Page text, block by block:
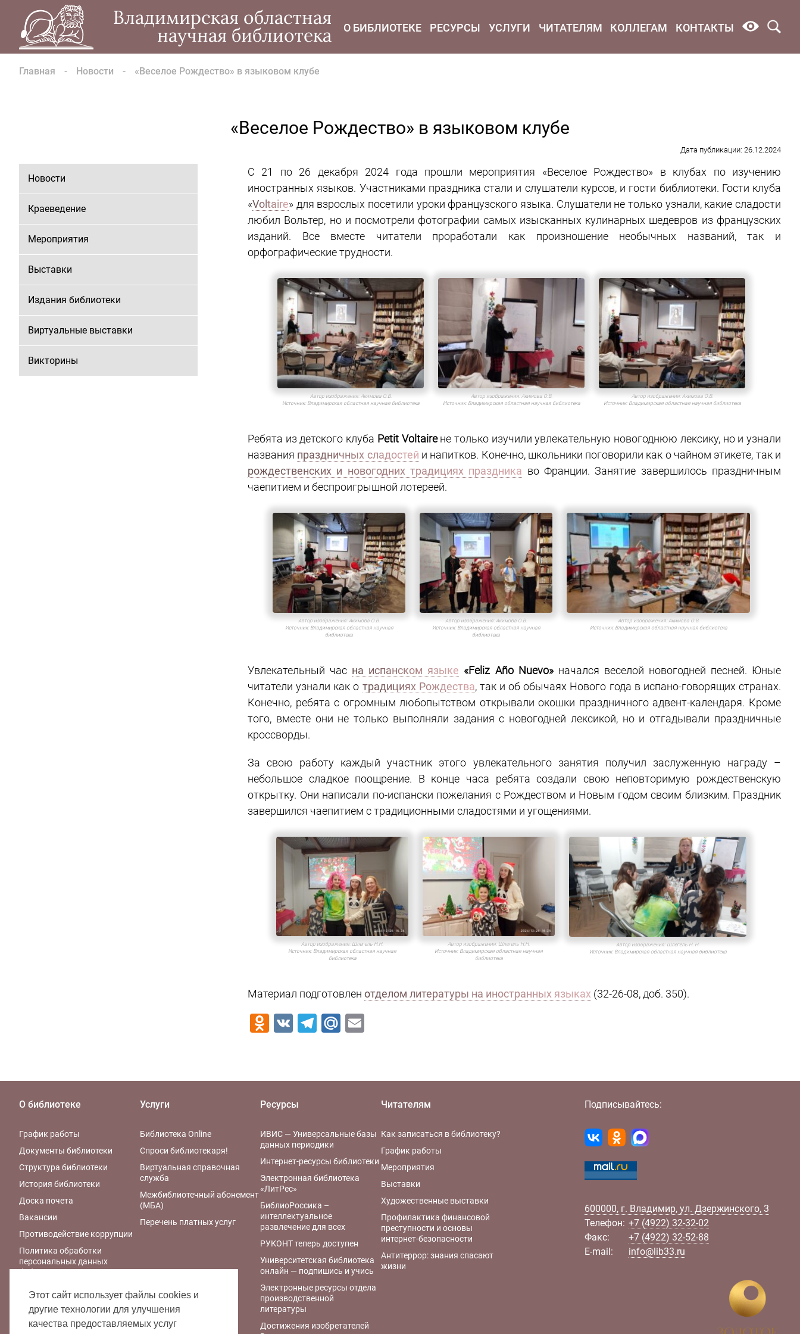
Владимирская областная
научная библиотека
О БИБЛИОТЕКЕ РЕСУРСЫ УСЛУГИ ЧИТАТЕЛЯМ КОЛЛЕГАМ КОНТАКТЫ
Главная Новости «Веселое Рождество» в языковом клубе
«Веселое Рождество» в языковом клубе
Дата публикации: 26.12.2024
Новости
Краеведение
Мероприятия
Выставки
Издания библиотеки
Виртуальные выставки
Викторины
С 21 по 26 декабря 2024 года прошли мероприятия «Веселое Рождество» в клубах по изучению
иностранных языков. Участниками праздника стали и слушатели курсов, и гости библиотеки. Гости клуба
«Voltaire» для взрослых посетили уроки французского языка. Слушатели не только узнали, какие сладости
любил Вольтер, но и посмотрели фотографии самых изысканных кулинарных шедевров из французских
изданий. Все вместе читатели проработали как произношение необычных названий, так и
орфографические трудности.
Автор изображения: Акимова О.В.
Источник: Владимирская областная научная библиотека
Автор изображения: Акимова О.В.
Источник: Владимирская областная научная библиотека
Автор изображения: Акимова О.В.
Источник: Владимирская областная научная библиотека
Ребята из детского клуба Petit Voltaireне только изучили увлекательную новогоднюю лексику, но и узнали
названия праздничных сладостей и напитков. Конечно, школьники поговорили как о чайном этикете, так и
рождественских и новогодних традициях праздника во Франции. Занятие завершилось праздничным
чаепитием и беспроигрышной лотереей.
Автор изображения: Акимова О.В.
Источник: Владимирская областная научная
библиотека
Автор изображения: Акимова О.В.
Источник: Владимирская областная научная
библиотека
Автор изображения: Акимова О.В.
Источник: Владимирская областная научная библиотека
Увлекательный час на испанском языке «Feliz Año Nuevo»начался веселой новогодней песней. Юные
читатели узнали как о традициях Рождества, так и об обычаях Нового года в испано-говорящих странах.
Конечно, ребята с огромным любопытством открывали окошки праздничного адвент-календаря. Кроме
того, вместе они не только выполняли задания с новогодней лексикой, но и отгадывали праздничные
кроссворды.
За свою работу каждый участник этого увлекательного занятия получил заслуженную награду –
небольшое сладкое поощрение. В конце часа ребята создали свою неповторимую рождественскую
открытку. Они написали по-испански пожелания с Рождеством и Новым годом своим близким. Праздник
завершился чаепитием с традиционными сладостями и угощениями.
Автор изображения: Шлегель Н.Н.
Источник: Владимирская областная научная
библиотека
Автор изображения: Шлегель Н.Н.
Источник: Владимирская областная научная
библиотека
Автор изображения: Шлегель Н. Н.
Источник: Владимирская областная научная библиотека
Материал подготовлен отделом литературы на иностранных языках (32-26-08, доб. 350).
Odnoklassniki
VK Telegram
Mail.Ru
О библиотеке
График работы
Документы библиотеки
Структура библиотеки
История библиотеки
Доска почета
Вакансии
Противодействие коррупции
Политика обработки
персональных данных
библиотеки
Правила обработки
персональных данных
Политика
конфиденциальности
Услуги
Библиотека Online
Спроси библиотекаря!
Виртуальная справочная
служба
Межбиблиотечный абонемент
(МБА)
Перечень платных услуг
Ресурсы
ИВИС — Универсальные базы
данных периодики
Интернет-ресурсы библиотеки
Электронная библиотека
«ЛитРес»
БиблиоРоссика –
интеллектуальное
развлечение для всех
РУКОНТ теперь доступен
Университетская библиотека
онлайн — подпишись и учись
Электронные ресурсы отдела
производственной
литературы
Достижения изобретателей
Читателям
Как записаться в библиотеку?
График работы
Мероприятия
Выставки
Художественные выставки
Профилактика финансовой
преступности и основы
интернет-безопасности
Антитеррор: знания спасают
жизни
Подписывайтесь:
600000, г. Владимир, ул. Дзержинского, 3
Телефон: +7 (4922) 32-32-02
Факс:
+7 (4922) 32-52-88
E-mail:
info@lib33.ru
Этот сайт использует файлы cookies и
другие технологии для улучшения
качества предоставляемых услуг